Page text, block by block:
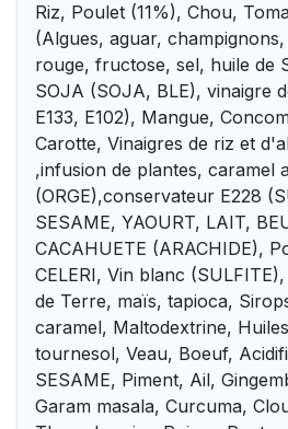
Riz, Poulet (11%), Chou,
(Algues, aguar,
rouge, fructose, sel, huile de
SOJA (SOJA, BLE), vinaigre
E133, E102), Mangue,
Carotte, Vinaigres de riz et
,infusion de plantes, caramel
(ORGE),conservateur E228
SESAME, YAOURT, LAIT,
CACAHUETE (ARACHIDE),
CELERI, Vin blanc
de Terre, maïs, tapioca,
caramel, Maltodextrine,
tournesol, Veau, Boeuf,
SESAME, Piment, Ail,
Garam masala, Curcuma,